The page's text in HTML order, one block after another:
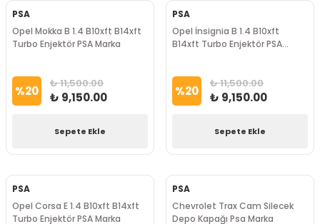
PSA
Opel Mokka B 1.4 B10xft B14xft
Turbo Enjektör PSA Marka
%20 ₺ 11,500.00
₺ 9,150.00
Sepete Ekle
PSA
Opel İnsignia B 1.4 B10xft
B14xft Turbo Enjektör PSA
%20 ₺ 11,500.00
₺ 9,150.00
Sepete Ekle
PSA
Opel Corsa E 1.4 B10xft B14xft
Turbo Enjektör PSA Marka
PSA
Chevrolet Trax Cam Silecek
Depo Kapağı Psa Marka